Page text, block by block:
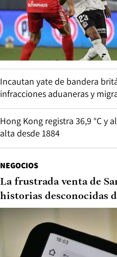
Incautan yate de bandera
infracciones aduaneras y
Hong Kong registra 36,9 °C y
alta desde 1884
NEGOCIOS
La frustrada venta de
historias desconocidas